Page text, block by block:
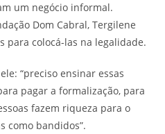
um negócio informal.
Dom Cabral, Tergilene
para colocá-las na legalidade.
“preciso ensinar essas
pagar a formalização, para
fazem riqueza para o
como bandidos”.